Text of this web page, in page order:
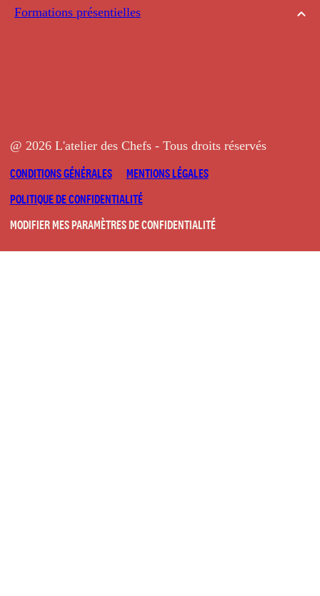
Formations présentielles
@ 2026 L'atelier des Chefs - Tous droits réservés
CONDITIONS GÉNÉRALES
MENTIONS LÉGALES
POLITIQUE DE CONFIDENTIALITÉ
MODIFIER MES PARAMÈTRES DE CONFIDENTIALITÉ